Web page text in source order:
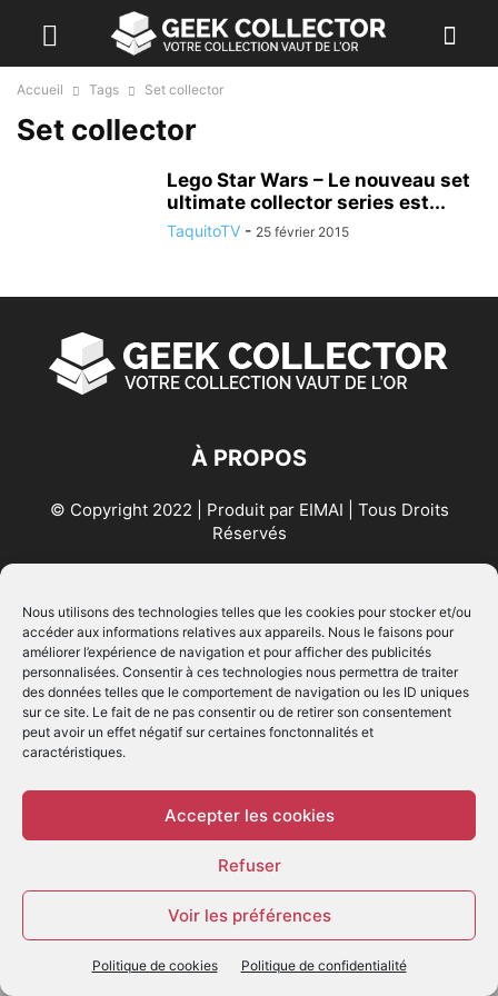
Nous utilisons des technologies telles que les cookies pour stocker et/ou
accéder aux informations relatives aux appareils. Nous le faisons pour
améliorer l’expérience de navigation et pour afficher des publicités
personnalisées. Consentir à ces technologies nous permettra de traiter
des données telles que le comportement de navigation ou les ID uniques
sur ce site. Le fait de ne pas consentir ou de retirer son consentement
peut avoir un effet négatif sur certaines fonctonnalités et
caractéristiques.
Accepter les cookies
Refuser
Voir les préférences
Politique de cookies Politique de confidentialité
Accueil Tags Set collector
Set collector
Lego Star Wars – Le nouveau set
ultimate collector series est...
TaquitoTV - 25 février 2015
À PROPOS
© Copyright 2022 | Produit par EIMAI | Tous Droits
Réservés
SUIVEZ NOUS